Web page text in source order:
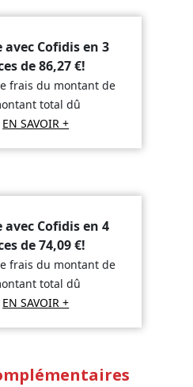
avec Cofidis en 3
de86,27€!
frais du montant de
total dû
EN SAVOIR +
avec Cofidis en 4
de74,09€!
frais du montant de
total dû
EN SAVOIR +